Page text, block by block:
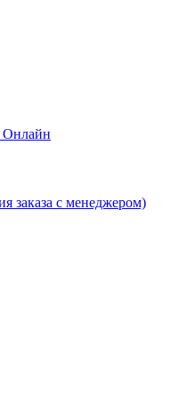
Онлайн
заказа с менеджером)